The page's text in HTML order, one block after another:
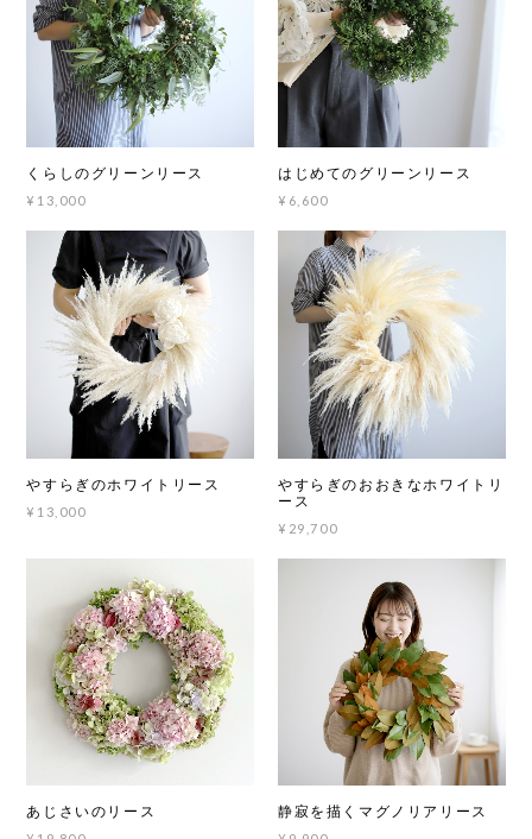
くらしのグリーンリース
¥13,000
はじめてのグリーンリース
¥6,600
やすらぎのホワイトリース
¥13,000
やすらぎのおおきなホワイトリ
ース
¥29,700
あじさいのリース 静寂を描くマグノリアリース